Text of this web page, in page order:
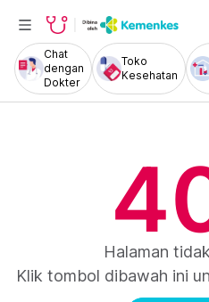
Chat
dengan
Dokter
Toko
Kesehatan
Halaman
Klik tombol dibawah ini